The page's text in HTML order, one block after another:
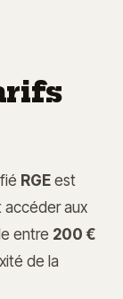
RGEest
accéder aux
entre 200 €
de la